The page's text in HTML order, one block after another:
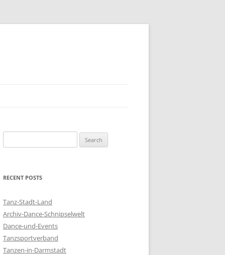
e
r
h
f
o
r
:
RECENT POSTS
Tanz-Stadt-Land
Archiv-Dance-Schnipselwelt
Dance-und-Events
Tanzsportverband
Tanzen-in-Darmstadt